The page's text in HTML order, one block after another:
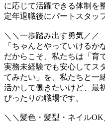
に応じて活躍できる体制
定年退職後にパートスタッ
＼＼一歩踏み出す勇気／／
「ちゃんとやっていけるか
だからこそ、私たちは「育
実務未経験でも安心してス
てみたい」を、私たちと一
活かして働きたいけど、最
ぴったりの職場です。
＼＼髪色・髪型・ネイルOK